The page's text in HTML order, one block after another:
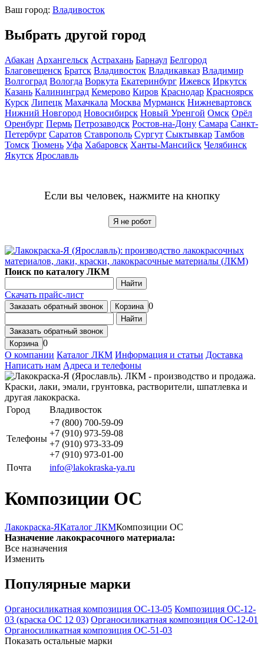
Ваш город: Владивосток
Выбрать другой город
Абакан Архангельск Астрахань Барнаул Белгород
Благовещенск Братск Владивосток Владикавказ Владимир
Волгоград Вологда Воркута Екатеринбург Ижевск Иркутск
Казань Калининград Кемерово Киров Краснодар Красноярск
Курск Липецк Махачкала Москва Мурманск Нижневартовск
Нижний Новгород Новосибирск Новый Уренгой Омск Орёл
Оренбург Пермь Петрозаводск Ростов-на-Дону Самара Санкт-
Петербург Саратов Ставрополь Сургут Сыктывкар Тамбов
Томск Тюмень Уфа Хабаровск Ханты-Мансийск Челябинск
Якутск Ярославль
Если вы человек, нажмите на кнопку
Я не робот
Поиск по каталогу ЛКМ
Найти
Скачать прайс-лист
Заказать обратный звонок Корзина 0
Найти
Заказать обратный звонок
Корзина 0
О компании Каталог ЛКМ Информация и статьи Доставка
Написать нам Адреса и телефоны
Город Владивосток
Телефоны
+7 (800) 700-59-09
+7 (910) 973-59-08
+7 (910) 973-33-09
+7 (910) 973-01-00
Почта
info@lakokraska-ya.ru
Композиции ОС
Лакокраска-ЯКаталог ЛКМКомпозиции ОС
Назначение лакокрасочного материала:
Все назначения
Изменить
Популярные марки
Органосиликатная композиция ОС-13-05 Композиция ОС-12-
03 (краска ОС 12 03) Органосиликатная композиция ОС-12-01
Органосиликатная композиция ОС-51-03
Показать остальные марки